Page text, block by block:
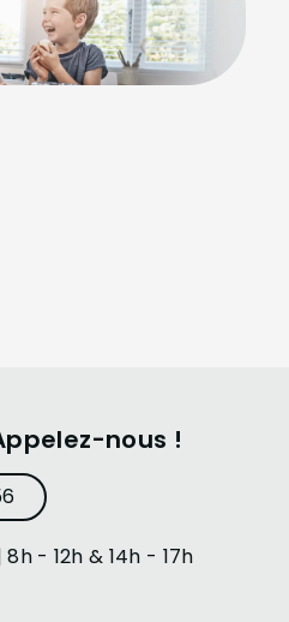
nous !
- 12h & 14h - 17h